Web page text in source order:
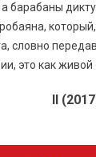
барабаны
это как живой
II